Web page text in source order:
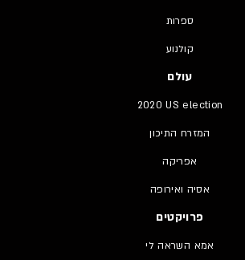
ספרות
קולנוע
עולם
2020 US election
המזרח התיכון
אפריקה
אסיה ואירופה
פרויקטים
אמא השראה לי